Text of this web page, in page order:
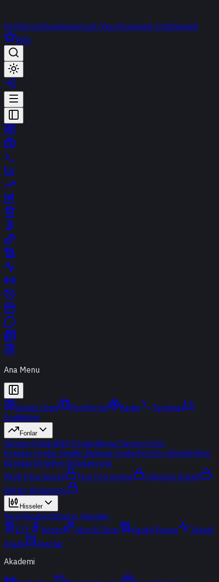
PortföyümFavorilerimCanlı YayınTerminalt-ChatDestek
PRO
Ana Menu
Günün Özeti Portföyüm Radar
Terminal
Endeksler
Fonlar
Yatırım FonlarıBES FonlarıBorsa Yatırım Fonu
Popüler Fonlar YeniBir Bakışta FonlarPortföy ŞirketleriFon
KarşılaştırmaFon Simülasyonu
Akıllı Para Sinyali
Ters Fon Arama
Çakışma Analizi
Sektör Rotasyonu
Hisseler
Yerli HisselerYabancı Hisseler
ETF
Kripto Altın & Döviz Vadeli Piyasa
Teknik
Analiz
Araçlar
Akademi